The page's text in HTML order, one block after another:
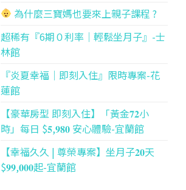
為什麼三寶媽也要來上親子課程 ?
超稀有『6期０利率｜輕鬆坐月子』-士
林館
『炎夏幸福｜即刻入住』限時專案-花
蓮館
【豪華房型 即刻入住】「黃金𝟕𝟐小
時」每日 $𝟓,𝟗𝟖𝟎 安心體驗-宜蘭館
【幸福久久 | 尊榮專案】坐月子𝟐𝟎天
$𝟗𝟗,𝟎𝟎𝟎起-宜蘭館